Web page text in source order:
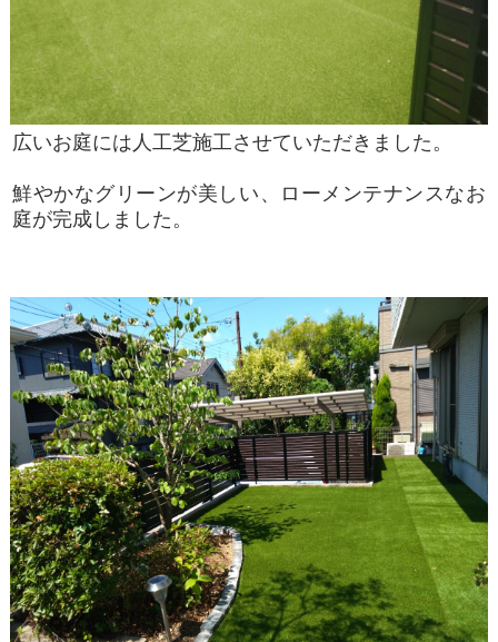
広いお庭には人工芝施工させていただきました。
鮮やかなグリーンが美しい、ローメンテナンスなお
庭が完成しました。